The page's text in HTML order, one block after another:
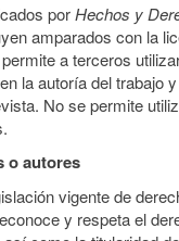
porHechos y
amparados con la
a terceros
la autoría del trabajo
No se permite
o autores
vigente de
y respeta el